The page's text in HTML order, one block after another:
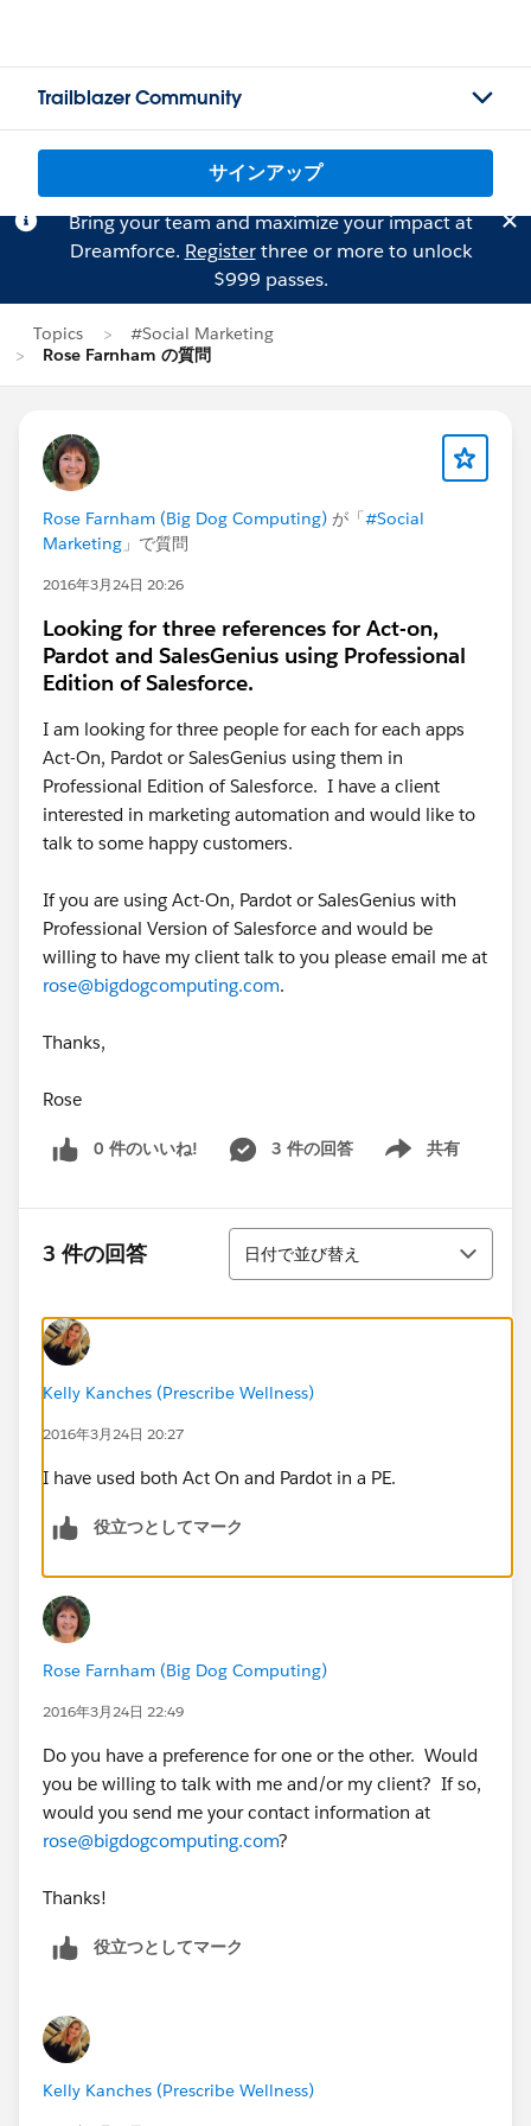
Trailblazer Community
サインアップ
Bring your team and maximize your impact at
Dreamforce. Registerthree or more to unlock
$999 passes.
Topics
#Social Marketing
Rose Farnham の質問
Rose Farnham (Big Dog Computing) が「#Social
Marketing 」で質問
2016年3月24日 20:26
Looking for three references for Act-on,
Pardot and SalesGenius using Professional
Edition of Salesforce.
I am looking for three people for each for each apps
Act-On, Pardot or SalesGenius using them in
Professional Edition of Salesforce. I have a client
interested in marketing automation and would like to
talk to some happy customers.
If you are using Act-On, Pardot or SalesGenius with
Professional Version of Salesforce and would be
willing to have my client talk to you please email me at
rose@bigdogcomputing.com.
Thanks,
Rose
0 件のいいね! 3 件の回答 共有
Show menu
3 件の回答
並び替え
日付で並び替え
Kelly Kanches (Prescribe Wellness)
2016年3月24日 20:27
I have used both Act On and Pardot in a PE.
役立つとしてマーク
Rose Farnham (Big Dog Computing)
2016年3月24日 22:49
Do you have a preference for one or the other. Would
you be willing to talk with me and/or my client? If so,
would you send me your contact information at
rose@bigdogcomputing.com?
Thanks!
役立つとしてマーク
Kelly Kanches (Prescribe Wellness)